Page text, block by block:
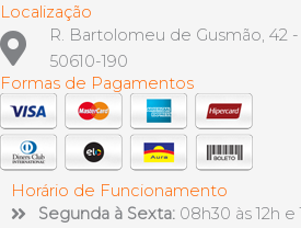
Localização
R. Bartolomeu de Gusmão, 42
50610-190
Formas de Pagamentos
Horário de Funcionamento
Segunda à Sexta: 08h30 às 12h e